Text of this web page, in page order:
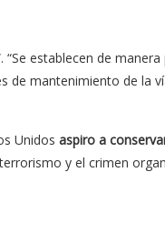
establecen de
mantenimiento de la
Unidos aspiro a
y el crimen